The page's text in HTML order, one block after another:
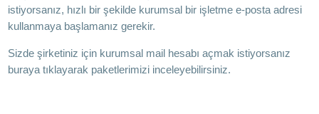
istiyorsanız, hızlı bir şekilde kurumsal bir işletme e-posta adresi
kullanmaya başlamanız gerekir.
Sizde şirketiniz için kurumsal mail hesabı açmak istiyorsanız
buraya tıklayarak paketlerimizi inceleyebilirsiniz.